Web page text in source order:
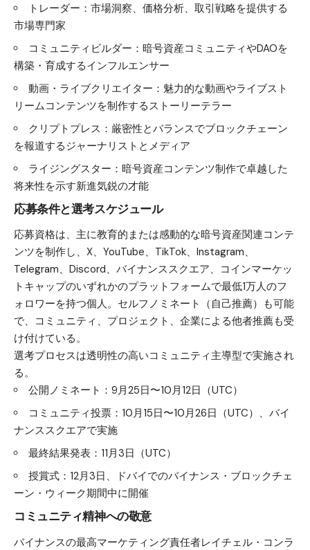
トレーダー：市場洞察、価格分析、取引戦略を提供する
市場専門家
コミュニティビルダー：暗号資産コミュニティやDAOを
構築・育成するインフルエンサー
動画・ライブクリエイター：魅力的な動画やライブスト
リームコンテンツを制作するストーリーテラー
クリプトプレス：厳密性とバランスでブロックチェーン
を報道するジャーナリストとメディア
ライジングスター：暗号資産コンテンツ制作で卓越した
将来性を示す新進気鋭の才能
応募条件と選考スケジュール
応募資格は、主に教育的または感動的な暗号資産関連コンテ
ンツを制作し、X、YouTube、TikTok、Instagram、
Telegram、Discord、バイナンススクエア、コインマーケッ
トキャップのいずれかのプラットフォームで最低1万人のフ
ォロワーを持つ個人。セルフノミネート（自己推薦）も可能
で、コミュニティ、プロジェクト、企業による他者推薦も受
け付けている。
選考プロセスは透明性の高いコミュニティ主導型で実施され
る。
公開ノミネート：9月25日〜10月12日（UTC）
コミュニティ投票：10月15日〜10月26日（UTC）、バイ
ナンススクエアで実施
最終結果発表：11月3日（UTC）
授賞式：12月3日、ドバイでのバイナンス・ブロックチェ
ーン・ウィーク期間中に開催
コミュニティ精神への敬意
バイナンスの最高マーケティング責任者レイチェル・コンラ